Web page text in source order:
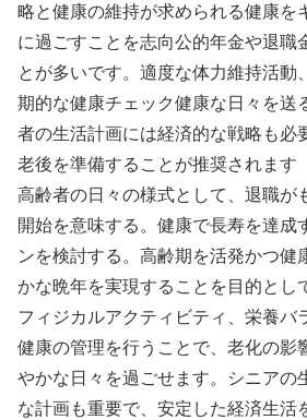
略と健康の維持が求められる健康を
に過ごすことを志向公的年金や退職
とが多いです。適度な体力維持活動
期的な健康チェック健康な日々を送
者の生活計画には経済的な戦略も必
老後を準備することが推奨されます
高齢者の日々の様式として、退職が
開始を意味する。健康で長寿を達成
ンを検討する。高齢期を活発かつ健
かな晩年を実現することを目的とし
フィジカルアクティビティ、栄養バ
健康の管理を行うことで、老化の影
やかな日々を過ごせます。シニアの
な計画も重要で、安定した経済生活